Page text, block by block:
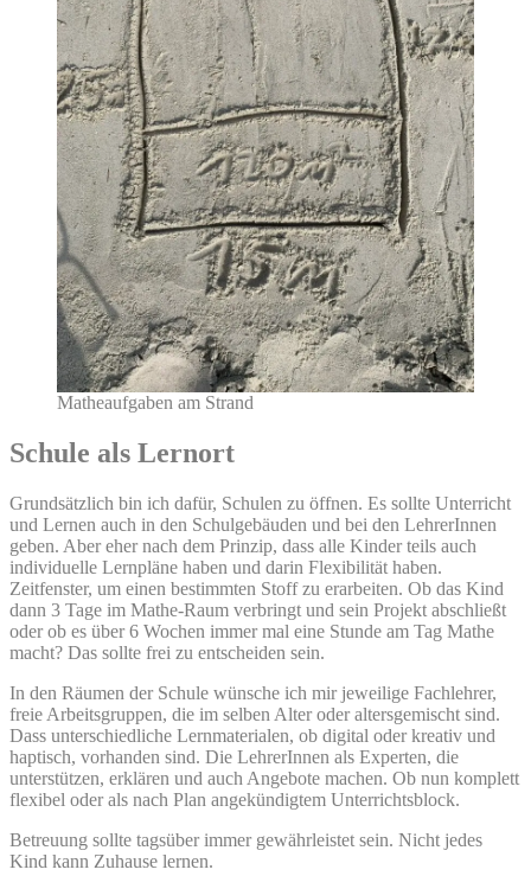
Matheaufgaben am Strand
Schule als Lernort
Grundsätzlich bin ich dafür, Schulen zu öffnen. Es sollte Unterricht
und Lernen auch in den Schulgebäuden und bei den LehrerInnen
geben. Aber eher nach dem Prinzip, dass alle Kinder teils auch
individuelle Lernpläne haben und darin Flexibilität haben.
Zeitfenster, um einen bestimmten Stoff zu erarbeiten. Ob das Kind
dann 3 Tage im Mathe-Raum verbringt und sein Projekt abschließt
oder ob es über 6 Wochen immer mal eine Stunde am Tag Mathe
macht? Das sollte frei zu entscheiden sein.
In den Räumen der Schule wünsche ich mir jeweilige Fachlehrer,
freie Arbeitsgruppen, die im selben Alter oder altersgemischt sind.
Dass unterschiedliche Lernmaterialen, ob digital oder kreativ und
haptisch, vorhanden sind. Die LehrerInnen als Experten, die
unterstützen, erklären und auch Angebote machen. Ob nun komplett
flexibel oder als nach Plan angekündigtem Unterrichtsblock.
Betreuung sollte tagsüber immer gewährleistet sein. Nicht jedes
Kind kann Zuhause lernen.